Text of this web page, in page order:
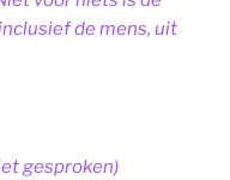
de mens, uit
gesproken)